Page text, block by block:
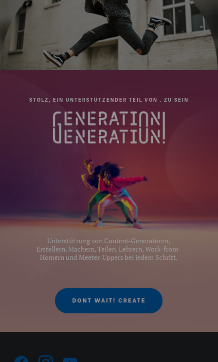
Serie:
Durchmesser der oberen
Platte (mm):
65
Unterstützung von Content-Generatoren,
Erstellern, Machern, Teilen, Lehrern, Work-from-
Homern und Meeter-Uppers bei jedem Schritt.
STOLZ, EIN UNTERSTÜTZENDER TEIL VON . ZU SEIN